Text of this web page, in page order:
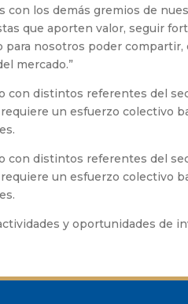
con los demás gremios de
que aporten valor, seguir
para nosotros poder
mercado.”
con distintos referentes del
un esfuerzo colectivo
con distintos referentes del
un esfuerzo colectivo
y oportunidades de